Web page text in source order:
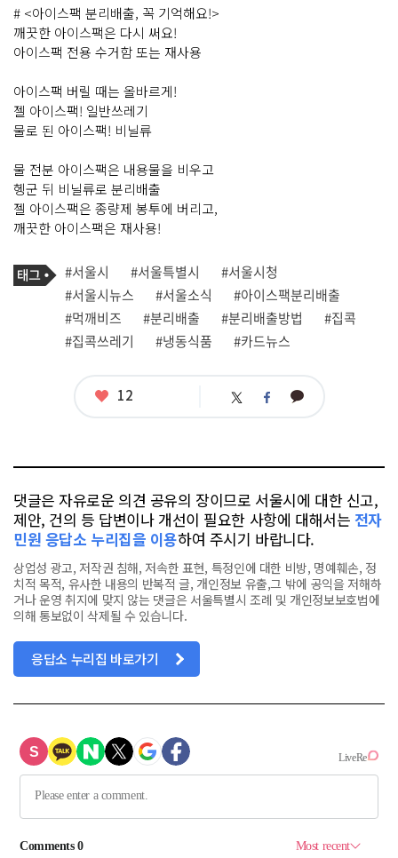
# <아이스팩 분리배출, 꼭 기억해요!>
깨끗한 아이스팩은 다시 써요!
아이스팩 전용 수거함 또는 재사용
아이스팩 버릴 때는 올바르게!
젤 아이스팩! 일반쓰레기
물로 된 아이스팩! 비닐류
물 전분 아이스팩은 내용물을 비우고
헹군 뒤 비닐류로 분리배출
젤 아이스팩은 종량제 봉투에 버리고,
깨끗한 아이스팩은 재사용!
기
사
관
련
태
그
태
그
#서울시 #서울특별시
#서울시청
#서울시뉴스
#서울소식
#아이스팩분리배출
#먹깨비즈
#분리배출 #분리배출방법
#집콕
#집콕쓰레기
#냉동식품 #카드뉴스
좋
12 트 페 카
댓글은 자유로운 의견 공유의 장이므로 서울시에 대한 신고,
제안, 건의 등 답변이나 개선이 필요한 사항에 대해서는 전자
민원 응답소 누리집을 이용하여 주시기 바랍니다.
상업성 광고, 저작권 침해, 저속한 표현, 특정인에 대한 비방, 명예훼손, 정
치적 목적, 유사한 내용의 반복적 글, 개인정보 유출,그 밖에 공익을 저해하
거나 운영 취지에 맞지 않는 댓글은 서울특별시 조례 및 개인정보보호법에
의해 통보없이 삭제될 수 있습니다.
응답소 누리집 바로가기